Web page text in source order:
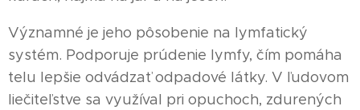
Významné je jeho pôsobenie na lymfatický
systém. Podporuje prúdenie lymfy, čím pomáha
telu lepšie odvádzať odpadové látky. V ľudovom
liečiteľstve sa využíval pri opuchoch, zdurených